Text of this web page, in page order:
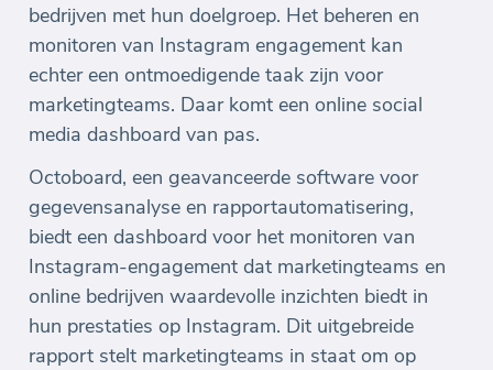
bedrijven met hun doelgroep. Het beheren en
monitoren van Instagram engagement kan
echter een ontmoedigende taak zijn voor
marketingteams. Daar komt een online social
media dashboard van pas.
Octoboard, een geavanceerde software voor
gegevensanalyse en rapportautomatisering,
biedt een dashboard voor het monitoren van
Instagram-engagement dat marketingteams en
online bedrijven waardevolle inzichten biedt in
hun prestaties op Instagram. Dit uitgebreide
rapport stelt marketingteams in staat om op